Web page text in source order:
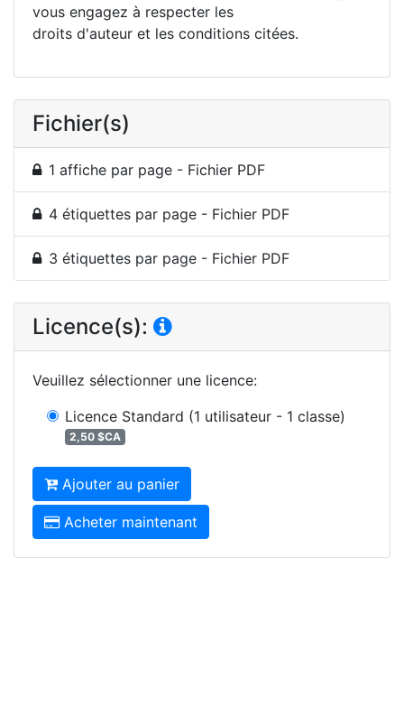
vous engagez à respecter les
droits d'auteur et les conditions citées.
Fichier(s)
1 affiche par page - Fichier PDF
4 étiquettes par page - Fichier PDF
3 étiquettes par page - Fichier PDF
Licence(s):
Veuillez sélectionner une licence:
Licence Standard (1 utilisateur - 1 classe)
2,50 $CA
Ajouter au panier
Acheter maintenant